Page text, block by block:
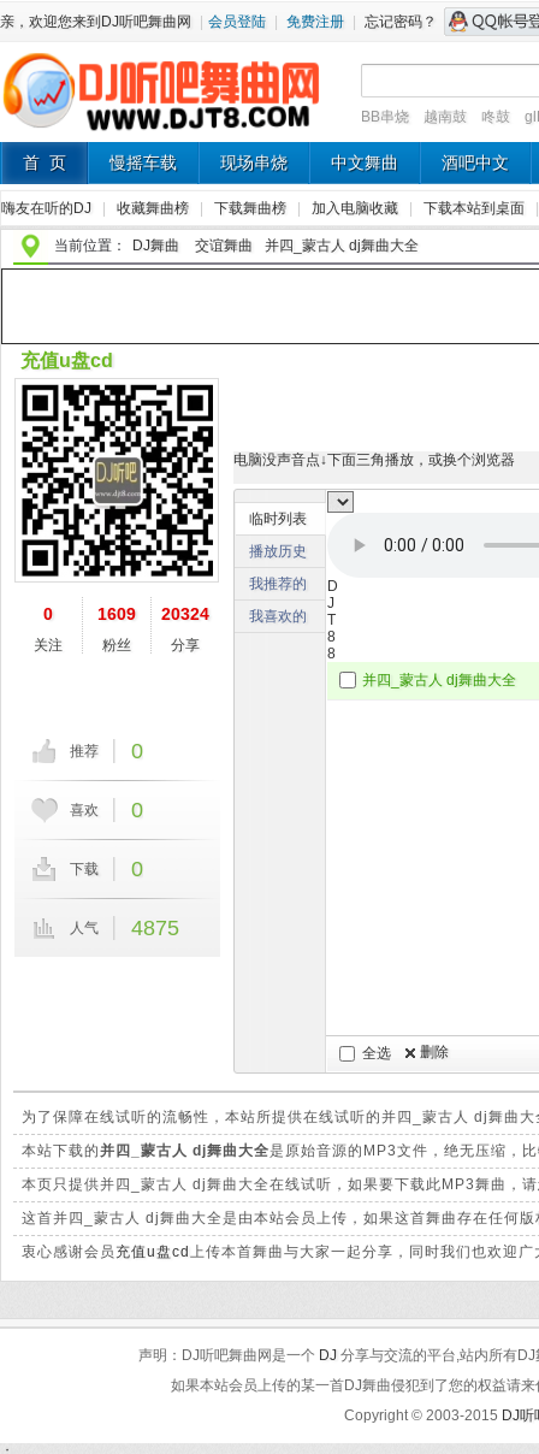
亲，欢迎您来到DJ听吧舞曲网 会员登陆 免费注册 忘记密码？
BB串烧 越南鼓 咚鼓
首 页 慢摇车载 现场串烧 中文舞曲 酒吧中文
嗨友在听的DJ 收藏舞曲榜 下载舞曲榜 加入电脑收藏 下载本站到桌面
当前位置： DJ舞曲 交谊舞曲 并四_蒙古人 dj舞曲大全
电脑没声音点↓下面三角播放，或换个浏览器
临时列表
播放历史
我推荐的
我喜欢的
D
J
T
8
8
并四_蒙古人 dj舞曲大全
全选 删除
充值u盘cd
0
关注
1609
粉丝
20324
分享
推荐 0
喜欢 0
下载 0
人气 4875
为了保障在线试听的流畅性，本站所提供在线试听的并四_蒙古人 dj舞曲
本站下载的并四_蒙古人 dj舞曲大全是原始音源的MP3文件，绝无压缩，
本页只提供并四_蒙古人 dj舞曲大全在线试听，如果要下载此MP3舞曲，
这首并四_蒙古人 dj舞曲大全是由本站会员上传，如果这首舞曲存在任何
衷心感谢会员 充值u盘cd 上传本首舞曲与大家一起分享，同时我们也欢迎
声明：DJ听吧舞曲网是一个 DJ 分享与交流的平台,站内所有
如果本站会员上传的某一首DJ舞曲侵犯到了您的权益请
Copyright © 2003-2015 DJ